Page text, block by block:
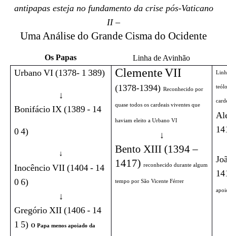
antipapas esteja no fundamento da crise pós-Vaticano
II –
Uma Análise do Grande Cisma do Ocidente
Os Papas Linha de Avinhão
Urbano VI (1378- 1 389)
↓
Bonifácio IX (1389 - 14
0 4)
↓
Inocêncio VII (1404 - 14
0 6)
↓
Gregório XII (1406 - 14
1 5)O Papa menos apoiado da
Clemente VII
(1378-1394)Reconhecido por
quase todos os cardeais viventes que
haviam eleito a Urbano VI
↓
Bento XIII (1394 –
1417)reconhecido durante algum
tempo por São Vicente Férrer